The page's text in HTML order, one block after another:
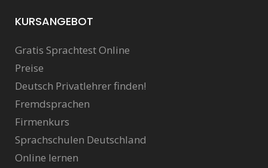
KURSANGEBOT
Gratis Sprachtest Online
Preise
Deutsch Privatlehrer finden!
Fremdsprachen
Firmenkurs
Sprachschulen Deutschland
Online lernen